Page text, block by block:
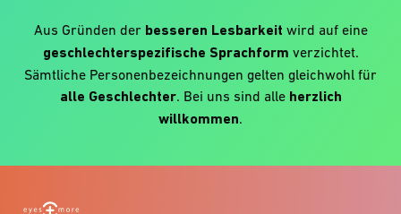
Aus Gründen der besseren Lesbarkeit wird auf eine
geschlechterspezifische Sprachform verzichtet.
Sämtliche Personenbezeichnungen gelten gleichwohl für
alle Geschlechter. Bei uns sind alle herzlich
willkommen.